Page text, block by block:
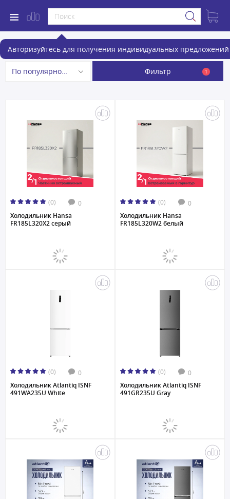
Авторизуйтесь для получения индивидуальных предложений
Холодильники
По популярности Фильтр 1
(0) 0
Холодильник Hansa
FR185L320X2 серый
(0) 0
Холодильник Hansa
FR185L320W2 белый
(0) 0
Холодильник Atlantiq ISNF
491WA235U White
(0) 0
Холодильник Atlantiq ISNF
491GR235U Gray